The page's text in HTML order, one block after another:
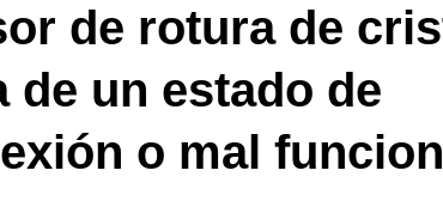
de rotura de
de un estado de
o mal